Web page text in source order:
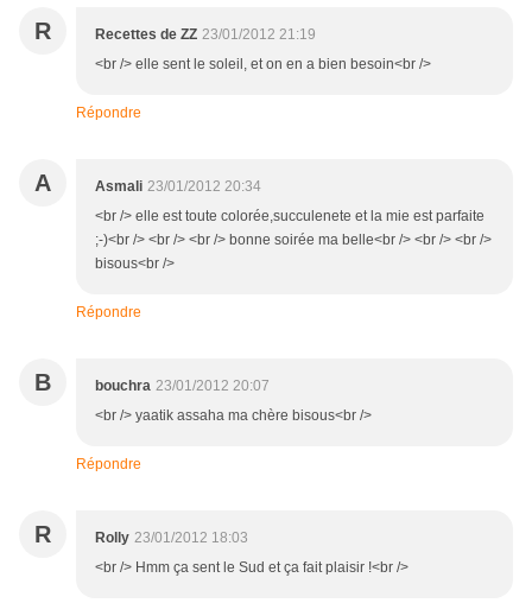
R Recettes de ZZ 23/01/2012 21:19
<br /> elle sent le soleil, et on en a bien besoin<br />
Répondre
A Asmali 23/01/2012 20:34
<br /> elle est toute colorée,succulenete et la mie est parfaite
;-)<br /> <br /> <br /> bonne soirée ma belle<br /> <br /> <br />
bisous<br />
Répondre
B bouchra 23/01/2012 20:07
<br /> yaatik assaha ma chère bisous<br />
Répondre
R Rolly 23/01/2012 18:03
<br /> Hmm ça sent le Sud et ça fait plaisir !<br />